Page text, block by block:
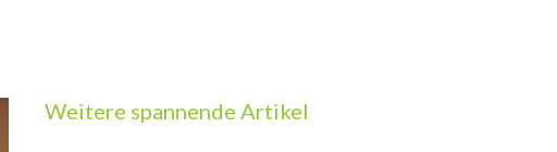
Weitere spannende Artikel